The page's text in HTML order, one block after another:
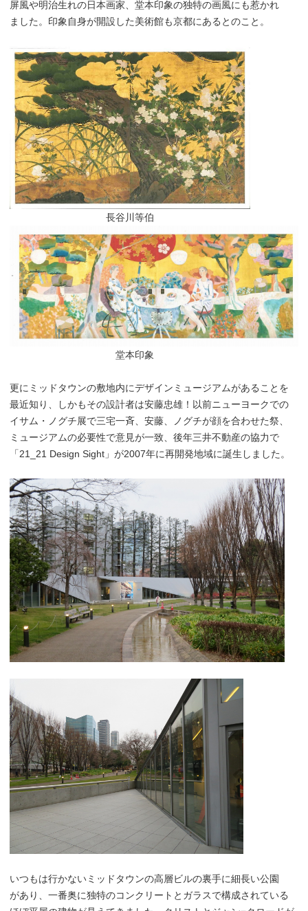
屏風や明治生れの日本画家、堂本印象の独特の画風にも惹かれ
ました。印象自身が開設した美術館も京都にあるとのこと。
長谷川等伯
堂本印象
更にミッドタウンの敷地内にデザインミュージアムがあることを
最近知り、しかもその設計者は安藤忠雄！以前ニューヨークでの
イサム・ノグチ展で三宅一斉、安藤、ノグチが顔を合わせた祭、
ミュージアムの必要性で意見が一致、後年三井不動産の協力で
「21_21 Design Sight」が2007年に再開発地域に誕生しました。
いつもは行かないミッドタウンの高層ビルの裏手に細長い公園
があり、一番奥に独特のコンクリートとガラスで構成されている